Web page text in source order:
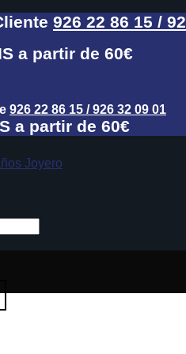
926 22 86 15 /
a partir de 60€
926 22 86 15 / 926 32 09 01
a partir de 60€